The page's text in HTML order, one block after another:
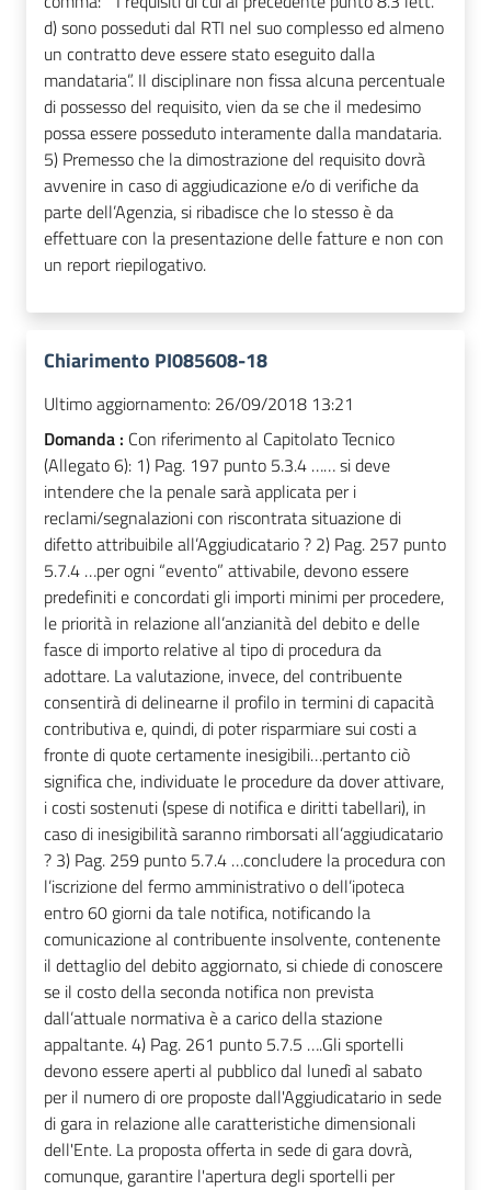
d) sono posseduti dal RTI nel suo complesso ed almeno
un contratto deve essere stato eseguito dalla
mandataria”. Il disciplinare non fissa alcuna percentuale
di possesso del requisito, vien da se che il medesimo
possa essere posseduto interamente dalla mandataria.
5) Premesso che la dimostrazione del requisito dovrà
avvenire in caso di aggiudicazione e/o di verifiche da
parte dell’Agenzia, si ribadisce che lo stesso è da
effettuare con la presentazione delle fatture e non con
un report riepilogativo.
Chiarimento PI085608-18
Ultimo aggiornamento: 26/09/2018 13:21
Domanda : Con riferimento al Capitolato Tecnico
(Allegato 6): 1) Pag. 197 punto 5.3.4 …… si deve
intendere che la penale sarà applicata per i
reclami/segnalazioni con riscontrata situazione di
difetto attribuibile all’Aggiudicatario ? 2) Pag. 257 punto
5.7.4 …per ogni “evento” attivabile, devono essere
predefiniti e concordati gli importi minimi per procedere,
le priorità in relazione all’anzianità del debito e delle
fasce di importo relative al tipo di procedura da
adottare. La valutazione, invece, del contribuente
consentirà di delinearne il profilo in termini di capacità
contributiva e, quindi, di poter risparmiare sui costi a
fronte di quote certamente inesigibili…pertanto ciò
significa che, individuate le procedure da dover attivare,
i costi sostenuti (spese di notifica e diritti tabellari), in
caso di inesigibilità saranno rimborsati all’aggiudicatario
? 3) Pag. 259 punto 5.7.4 …concludere la procedura con
l’iscrizione del fermo amministrativo o dell’ipoteca
entro 60 giorni da tale notifica, notificando la
comunicazione al contribuente insolvente, contenente
il dettaglio del debito aggiornato, si chiede di conoscere
se il costo della seconda notifica non prevista
dall’attuale normativa è a carico della stazione
appaltante. 4) Pag. 261 punto 5.7.5 ….Gli sportelli
devono essere aperti al pubblico dal lunedì al sabato
per il numero di ore proposte dall'Aggiudicatario in sede
di gara in relazione alle caratteristiche dimensionali
dell'Ente. La proposta offerta in sede di gara dovrà,
comunque, garantire l'apertura degli sportelli per